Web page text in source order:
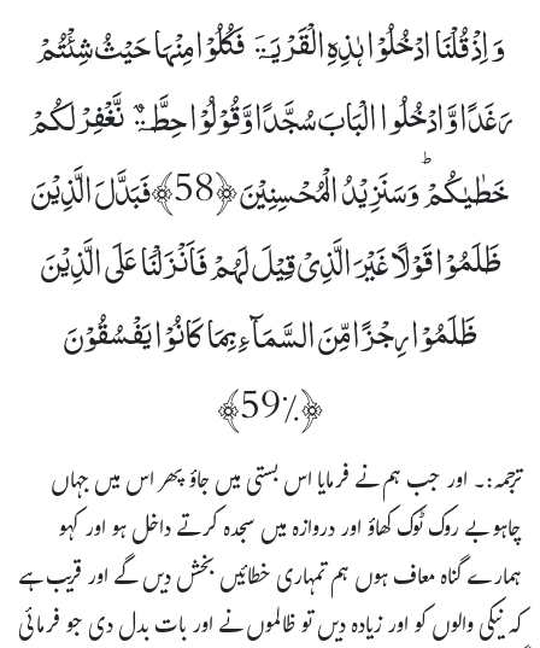
وَ اِذْ قُلْنَا ادْخُلُوۡا ہٰذِہِ الْقَرْیَۃَ فَکُلُوۡا مِنْہَا حَیۡثُ شِئْتُمْ
رَغَدًا وَّادْخُلُوا الْبَابَ سُجَّدًا وَّقُوۡلُوۡا حِطَّۃٌ نَّغْفِرْلَکُمْ
خَطٰیٰکُمْ ؕ وَسَنَزِیۡدُ الْمُحْسِنِیۡنَ ﴿58﴾فَبَدَّلَ الَّذِیۡنَ
ظَلَمُوۡا قَوْلًا غَیۡرَ الَّذِیۡ قِیۡلَ لَہُمْ فَاَنۡزَلْنَا عَلَی الَّذِیۡنَ
ظَلَمُوۡا رِجْزًا مِّنَ السَّمَآءِ بِمَا کَانُوۡا یَفْسُقُوۡنَ
﴿٪59﴾
ترجمہ:۔ اور جب ہم نے فرمایا اس بستی میں جاؤ پھر اس میں جہاں
چاہو بے روک ٹوک کھاؤ اور دروازہ میں سجدہ کرتے داخل ہو اور کہو
ہمارے گناہ معاف ہوں ہم تمہاری خطائیں بخش دیں گے اور قریب ہے
کہ نیکی والوں کو اور زیادہ دیں تو ظالموں نے اور بات بدل دی جو فرمائی